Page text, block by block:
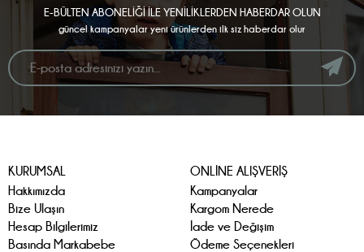
E-BÜLTEN ABONELİĞİ İLE YENİLİKLERDEN HABERDAR OLUN
güncel kampanyalar yeni ürünlerden ilk siz haberdar olur
KURUMSAL
Hakkımızda
Bize Ulaşın
Hesap Bilgilerimiz
Basında Markabebe
ONLİNE ALIŞVERİŞ
Kampanyalar
Kargom Nerede
İade ve Değişim
Ödeme Seçenekleri